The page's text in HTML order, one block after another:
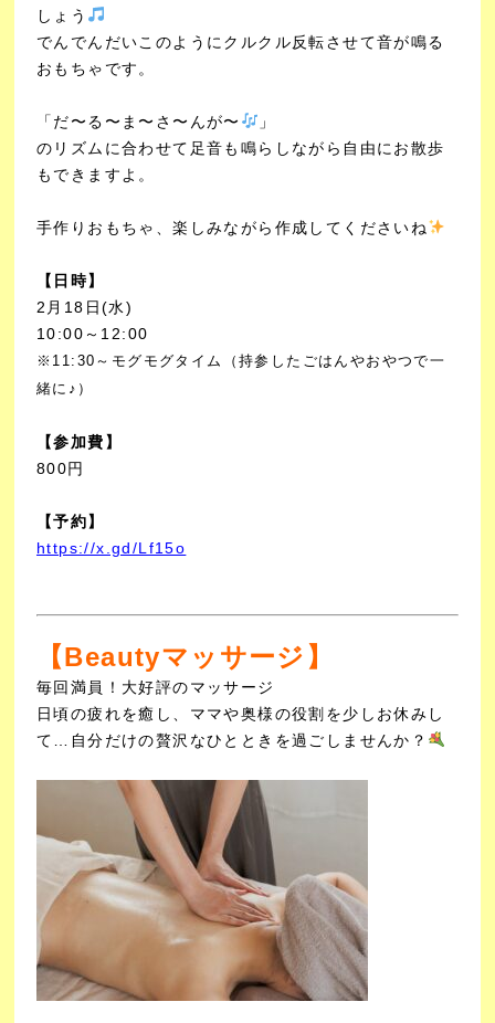
しょう
でんでんだいこのようにクルクル反転させて音が鳴る
おもちゃです。
「だ〜る〜ま〜さ〜んが〜 」
のリズムに合わせて足音も鳴らしながら自由にお散歩
もできますよ。
手作りおもちゃ、楽しみながら作成してくださいね
【日時】
2月18日(水)
10:00～12:00
※11:30～モグモグタイム（持参したごはんやおやつで一
緒に♪）
【参加費】
800円
【予約】
https://x.gd/Lf15o
【Beautyマッサージ】
毎回満員！大好評のマッサージ
日頃の疲れを癒し、ママや奥様の役割を少しお休みし
て… 自分だけの贅沢なひとときを過ごしませんか？